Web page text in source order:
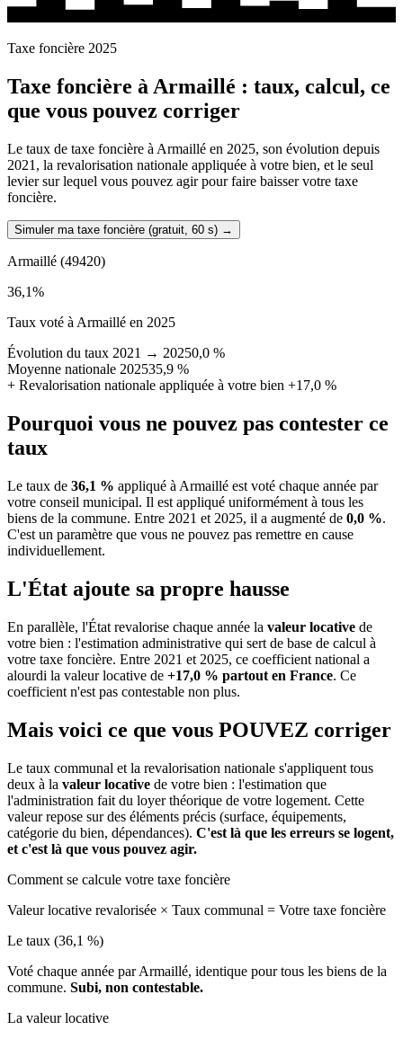
Taxe foncière 2025
Taxe foncière àArmaillé : taux, calcul, ce
que vous pouvez corriger
Le taux de taxe foncière à Armaillé en 2025, son évolution depuis
2021, la revalorisation nationale appliquée à votre bien, et le seul
levier sur lequel vous pouvez agir pour faire baisser votre taxe
foncière.
Simuler ma taxe foncière (gratuit, 60 s) →
Armaillé (49420)
36,1%
Taux voté à Armaillé en 2025
Évolution du taux 2021 → 20250,0 %
Moyenne nationale 202535,9 %
+ Revalorisation nationale appliquée à votre bien +17,0 %
Pourquoi vous ne pouvez pas contester ce
taux
Le taux de 36,1 % appliqué à Armaillé est voté chaque année par
votre conseil municipal. Il est appliqué uniformément à tous les
biens de la commune. Entre 2021 et 2025, il a augmenté de 0,0 %.
C'est un paramètre que vous ne pouvez pas remettre en cause
individuellement.
L'État ajoute sa propre hausse
En parallèle, l'État revalorise chaque année la valeur locative de
votre bien : l'estimation administrative qui sert de base de calcul à
votre taxe foncière. Entre 2021 et 2025, ce coefficient national a
alourdi la valeur locative de +17,0 % partout en France. Ce
coefficient n'est pas contestable non plus.
Mais voici ce que vous POUVEZ corriger
Le taux communal et la revalorisation nationale s'appliquent tous
deux à la valeur locative de votre bien : l'estimation que
l'administration fait du loyer théorique de votre logement. Cette
valeur repose sur des éléments précis (surface, équipements,
catégorie du bien, dépendances). C'est là que les erreurs se logent,
et c'est là que vous pouvez agir.
Comment se calcule votre taxe foncière
Valeur locative revalorisée × Taux communal = Votre taxe foncière
Le taux (36,1 %)
Voté chaque année par Armaillé, identique pour tous les biens de la
commune. Subi, non contestable.
La valeur locative